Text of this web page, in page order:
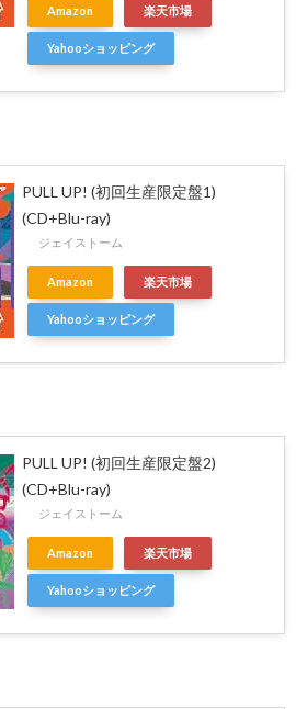
Amazon 楽天市場
Yahooショッピング
PULL UP! (初回生産限定盤1)
(CD+Blu-ray)
ジェイストーム
Amazon 楽天市場
Yahooショッピング
PULL UP! (初回生産限定盤2)
(CD+Blu-ray)
ジェイストーム
Amazon 楽天市場
Yahooショッピング